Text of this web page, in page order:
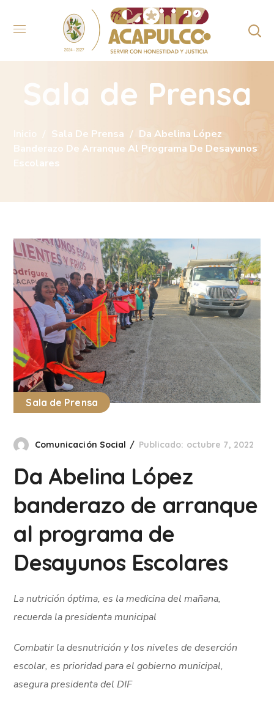
Sala de Prensa
Inicio Sala De Prensa
Da Abelina López
Banderazo De Arranque Al Programa De Desayunos
Escolares
Sala de Prensa
Comunicación Social Publicado: octubre 7, 2022
Da Abelina López
banderazo de arranque
al programa de
Desayunos Escolares
La nutrición óptima, es la medicina del mañana,
recuerda la presidenta municipal
Combatir la desnutrición y los niveles de deserción
escolar, es prioridad para el gobierno municipal,
asegura presidenta del DIF